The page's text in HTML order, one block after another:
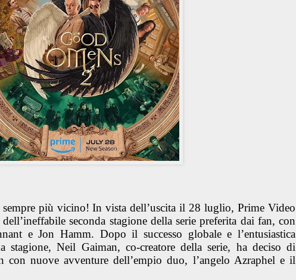
più vicino! In vista dell’uscita il 28 luglio, Prime Video
seconda stagione della serie preferita dai fan, con
e Jon Hamm. Dopo il successo globale e l’entusiastica
stagione, Neil Gaiman, co-creatore della serie, ha deciso di
con nuove avventure dell’empio duo, l’angelo Azraphel e il